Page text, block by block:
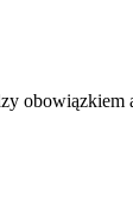
obowiązkiem